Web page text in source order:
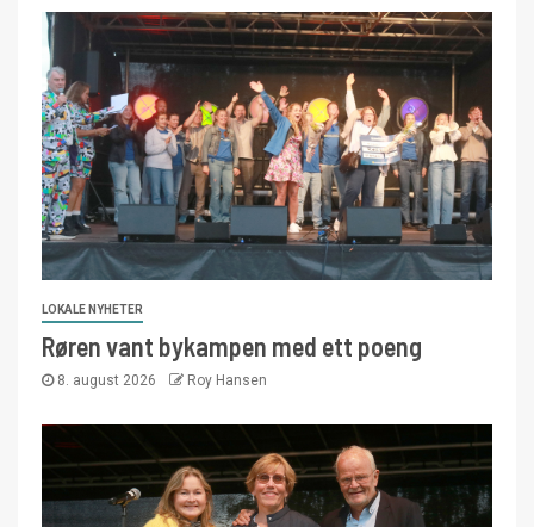
LOKALE NYHETER
Røren vant bykampen med ett poeng
8. august 2026 Roy Hansen